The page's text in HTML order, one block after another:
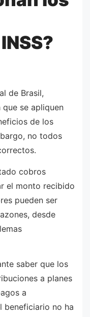
de Brasil,
se apliquen
de los
no todos
cobros
el monto recibido
pueden ser
desde
saber que los
a planes
a
beneficiario no ha